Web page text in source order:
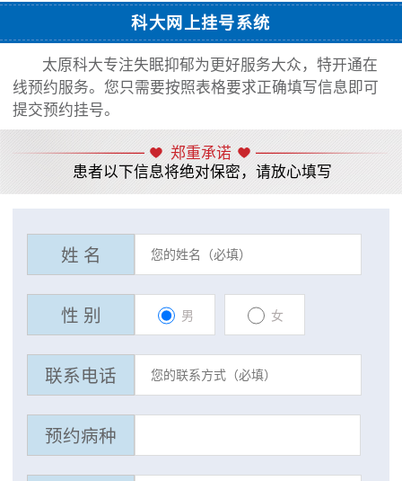
科大网上挂号系统
太原科大专注失眠抑郁为更好服务大众，特开通在
线预约服务。您只需要按照表格要求正确填写信息即可
提交预约挂号。
郑重承诺
患者以下信息将绝对保密，请放心填写
姓 名
性 别 男 女
联系电话
预约病种